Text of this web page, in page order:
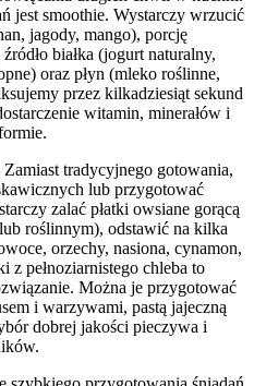
jest smoothie. Wystarczy wrzucić
jagody, mango), porcję
białka (jogurt naturalny,
oraz płyn (mleko roślinne,
przez kilkadziesiąt sekund
witamin, minerałów i
tradycyjnego gotowania,
lub przygotować
zalać płatki owsiane gorącą
roślinnym), odstawić na kilka
orzechy, nasiona, cynamon,
pełnoziarnistego chleba to
Można je przygotować
i warzywami, pastą jajeczną
dobrej jakości pieczywa i